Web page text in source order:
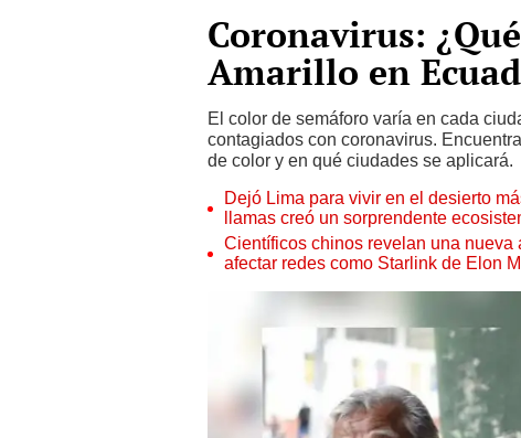
Coronavirus:
Amarillo en
El color de semáforo varía en cada
contagiados con coronavirus.
de color y en qué ciudades se aplicará.
Dejó Lima para vivir en el desierto
llamas creó un sorprendente
Científicos chinos revelan una
afectar redes como Starlink de Elon